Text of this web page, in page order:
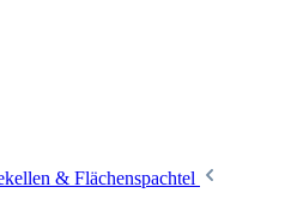
& Flächenspachtel